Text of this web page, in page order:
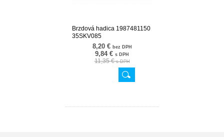
Brzdová hadica 1987481150
35SKV085
8,20 € bez DPH
9,84 € s DPH
11,35 €s DPH